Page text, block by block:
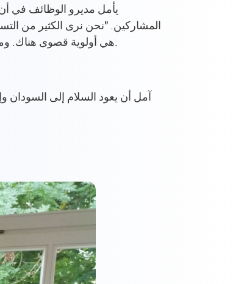
يأمل مديرو الوظائف في
المشاركين. "نحن نرى الكثير من